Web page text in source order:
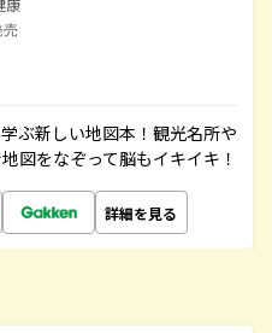
康
売
ぶ新しい地図本！観光名所や
図をなぞって脳もイキイキ！
詳細を見る